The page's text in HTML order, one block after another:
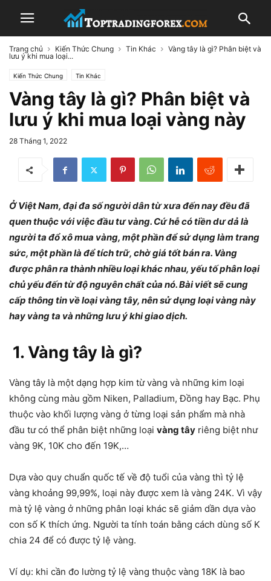
Trang chủ Kiến Thức Chung Tin Khác
Vàng tây là gì? Phân biệt và
lưu ý khi mua loại...
Kiến Thức Chung Tin Khác
Vàng tây là gì? Phân biệt và
lưu ý khi mua loại vàng này
28 Tháng 1, 2022
Ở Việt Nam, đại đa số người dân từ xưa đến nay đều đã
quen thuộc với việc đầu tư vàng. Cứ hễ có tiền dư dả là
người ta đổ xô mua vàng, một phần để sử dụng làm trang
sức, một phần là để tích trữ, chờ giá tốt bán ra. Vàng
được phân ra thành nhiều loại khác nhau, yếu tố phân loại
chủ yếu đến từ độ nguyên chất của nó. Bài viết sẽ cung
cấp thông tin về loại vàng tây, nên sử dụng loại vàng này
hay vàng ta và những lưu ý khi giao dịch.
1. Vàng tây là gì?
Vàng tây là một dạng hợp kim từ vàng và những kim loại
không cùng màu gồm Niken, Palladium, Đồng hay Bạc. Phụ
thuộc vào khối lượng vàng ở từng loại sản phẩm mà nhà
đầu tư có thể phân biệt những loại vàng tây riêng biệt như
vàng 9K, 10K cho đến 19K,…
Dựa vào quy chuẩn quốc tế về độ tuổi của vàng thì tỷ lệ
vàng khoảng 99,99%, loại này được xem là vàng 24K. Vì vậy
mà tỷ lệ vàng ở những phân loại khác sẽ giảm dần dựa vào
con số K thích ứng. Người ta tính toán bằng cách dùng số K
chia 24 để có được tỷ lệ vàng.
Ví dụ: khi cần đo lường tỷ lệ vàng thuộc vàng 18K là bao